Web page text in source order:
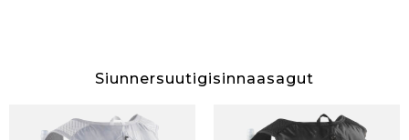
Siunnersuutigisinnaasagut